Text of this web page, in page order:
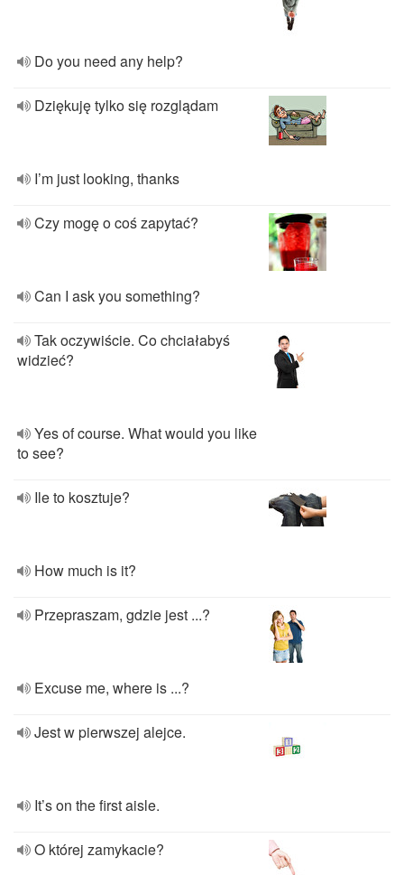
Do you need any help?
Dziękuję tylko się rozglądam
I’m just looking, thanks
Czy mogę o coś zapytać?
Can I ask you something?
Tak oczywiście. Co chciałabyś
widzieć?
Yes of course. What would you like
to see?
Ile to kosztuje?
How much is it?
Przepraszam, gdzie jest ...?
Excuse me, where is ...?
Jest w pierwszej alejce.
It’s on the first aisle.
O której zamykacie?